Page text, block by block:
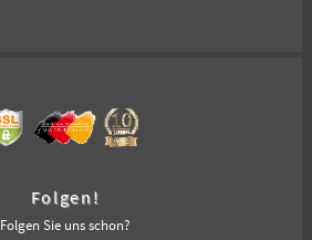
Folgen!
Folgen Sie uns schon?